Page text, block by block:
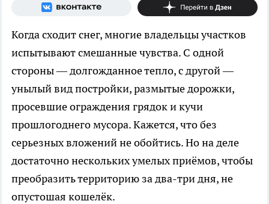
Когда сходит снег, многие владельцы участков
испытывают смешанные чувства. С одной
стороны — долгожданное тепло, с другой —
унылый вид постройки, размытые дорожки,
просевшие ограждения грядок и кучи
прошлогоднего мусора. Кажется, что без
серьезных вложений не обойтись. Но на деле
достаточно нескольких умелых приёмов, чтобы
преобразить территорию за два-три дня, не
опустошая кошелёк.